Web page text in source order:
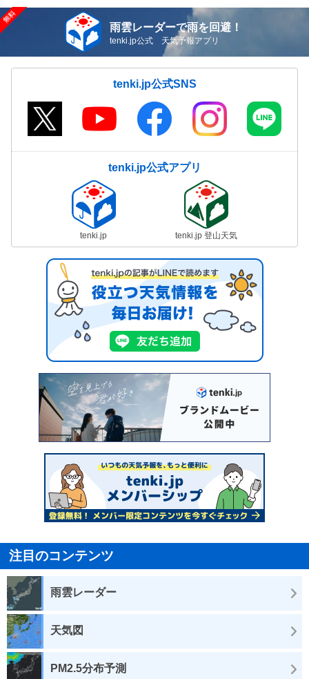
雨雲レーダーで雨を回避！
tenki.jp公式 天気予報アプリ
tenki.jp公式SNS
tenki.jp公式アプリ
tenki.jp tenki.jp 登山天気
注目のコンテンツ
雨雲レーダー
天気図
PM2.5分布予測